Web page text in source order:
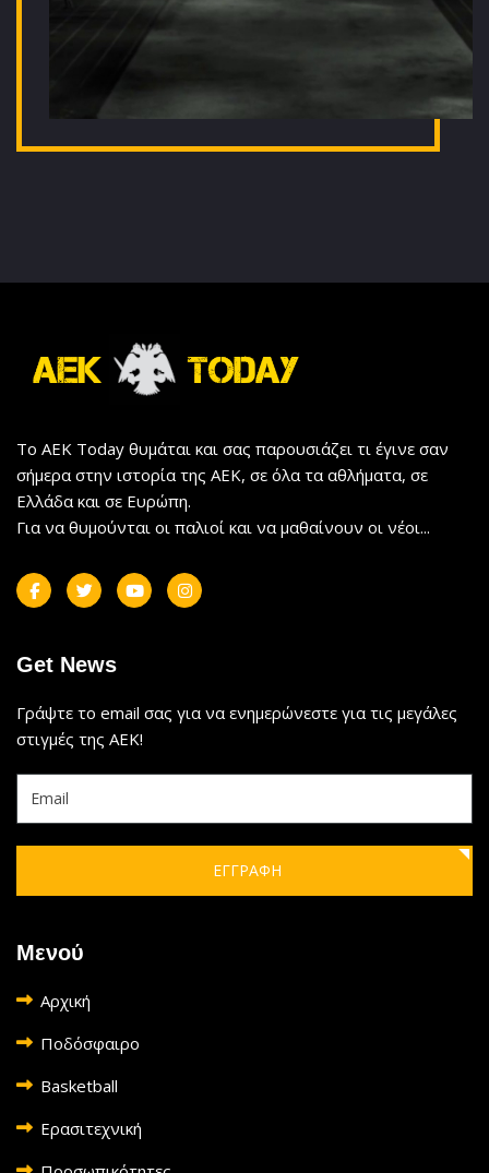
Το AEK Today θυμάται και σας παρουσιάζει τι έγινε σαν
σήμερα στην ιστορία της ΑΕΚ, σε όλα τα αθλήματα, σε
Ελλάδα και σε Ευρώπη.
Για να θυμούνται οι παλιοί και να μαθαίνουν οι νέοι...
Get News
Γράψτε το email σας για να ενημερώνεστε για τις μεγάλες
στιγμές της ΑΕΚ!
ΕΓΓΡΑΦΗ
Μενού
Αρχική
Ποδόσφαιρο
Basketball
Ερασιτεχνική